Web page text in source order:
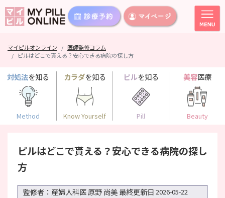
マイピルオンライン
医師監修コラム
ピルはどこで貰える？安心できる病院の探し方
対処法を知る
Method
カラダを知る
Know Yourself
ピルを知る
Pill
美容医療
Beauty
ピルはどこで貰える？安心できる病院の探し
方
監修者：産婦人科医 原野 尚美最終更新日 2026-05-22